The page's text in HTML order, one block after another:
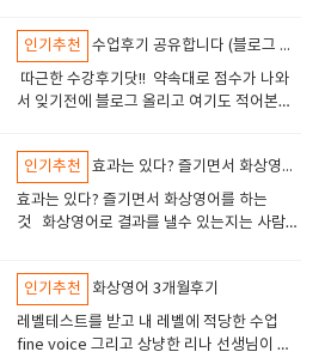
어있길래, 저와 함께 친구 한명, 가족 한명을
소개하는걸로 연습을 해봤거든요?!ㅎㅎ 그런
데 선생님이 친구 2명 소개하라고 하니까, 당
황하지 않고 "familly is, ok?"하고 묻는 떠유
ㅎ ​​ ​​ 이렇게 꾸준히 하다보면 가랑비에 옷젖
듯 꾸준히 쌓이겠지요_ 무엇보다 아이가 화상
영어수업은 공부한다고 생각하지 않는거 같
아서 다행^^
니다 얼굴을 보면서 수업하는 화상 통화 영상
, 실시간으로 얼굴을 보며 수업하다 보니 말
었습니다. 특히 초보자레벨인 제게는 선생님
되었습니다. 그리고 더 빨리 친숙해져서 수업
한건 상담.카톡이나 전화 ,메일로 친절하게 문
할때 문의하면 되었습니다. 상담원 연락을
해 주시니 수업연기나 교재나 선생님 부분 등
줍니다. 3. 수업 어떻게?지금까지 두명의 선생
은 다양했습니다. 어떤 선생님은 타이트하게
또 다른 선생님은 회화에 무게를 둔 자유로운
원하는 방향이나 숙제의 양 기타 프리젠테이
게 요청하거나 게시판에 글을 적어주면 적용
업각 선생님마다 발음이나 진행 방식에 약간
로는 만족합니다. 무엇보다 꾸준한 수업 참여
니다. 처음에는 난해한 발음이나 억양이 신경
크게 부끄러워 하지 않게 되었습니다. 철판을
킹에 자신감이 생겨서 그런 것 같아요. 제가
화상영어는 3년동안 하고 있는데요솔직하게
말하면 귀찮아서 하기 싫을 때가 있었어요. 아
아요? 그럴때 오히려 역으로 선생님과의 대화
시간을 늘렸습니다. 영어를 공부가 아닌 커뮤
니케이션이라고 생각하며, 다양한 주제로 친
구와 수다를 떠는 듯이 대화를 해가면서 극복
님이 더 많이 오는 지역으로 지원을 했어요.
현실에 대면해야 하는 상황을 만들어 동기부
여를 해야겠다고 생각했어요 지금은 진짜 실
력향상이 되어있는 제 모습을 보면 뿌듯해요.
성격의 선생님과 커뮤니케이션을 하면 나에
게 없는 새로운 사고방식을 얻을 수 있고, 그
사람의 장점을 배울수 있는것 같았습니다. 제
가 내성적이고 자존감이 없는 스타일이었는
어요.ㅠㅠ어느순간 제가 수다쟁이가 되어있
었고, 대화를 즐기고 있는데다가, 수업 분위
기를 띄운다던지, 웃고 있는 사람이 되었습니
다.^0^ 선생님이 친구처럼 되어주시니 수업
긴다는 느낌이 들었습니다 그리고 저는 미래
에 대해 비관적인 성향이 많아서 계획이라던
지 꿈이 없었어요. 선생님이 저에게 꿈이 뭐냐
고 물어보시고 버킷리스트에 대해서 숙제를
하지만, 꼭 교재만 따라가는 느낌은 아니었어
요. 제 상황에 맞게, 그리고 제 관심사에 맞게
수업을 이끌어주신 덕분에 한두 문장씩 말하
는 데서 점점 자신감이 붙기 시작했습니다. 무
서도 이렇게 누군가에게 따뜻하게 “잘했어
요”라는 말을 들을 수 있다는 게 참 감사했어
요. 아이가 말하길 기다리기보다, 함께 말하
고 싶어졌어요아이에게 영어를 해보라고만
이 수업을 들을수록 강해졌어요. 3월부터 시
작해서 지금은 3개월이 지났어요 아래는 결재
인증 캡쳐에요 ​요즘은 아이가 영어책을 읽거
나 유튜브에서 영어 노래를 따라 부를 때, 제
이팅에서도 첨삭을 받으며 논리적인 글을 쓰
예를 들어, IELTS Writing Task 문제를 함께
수도 많이 올랐습니다초반에 작성한
believe that technology makes life
it has made life more complicated. In my
positive and negative effects on our
군데 주시는데 그중에 예를 들면..서론이 너
제시하지 않음"both positive and negative
위함구체적인 예시를 들어 논리를 강화할
modern world, technology has
live. While some argue that it
I firmly believe that its advantages
this essay, I will discuss how
and efficiency despite some
받으며 제 논리 전개 방식과 문장 표현을 더
니다. 결국 IELTS는 전략적인 접근과 꾸준한
대해 이야기하면서 자연스럽게 대화를 이끌
어갔어요. 아이가 좋아하는 주제에 대해 영어
로 이야기를 나누다 보니, 어느새 영어로 말하
는 것에 대한 부담이 줄어들었어요. 수업이 진
작했어요. 선생님이 주는 피드백도 긍정적이
었고, 조금씩 영어로 문장을 만드는 것도 쉬워
졌죠. 특히 선생님은 아이가 영어로 표현할 때
틀려도 괜찮다고 말해주면서, 실수하는 것이
서 영어로 말해보려고 노력하게 되었어요. 그
리고 무엇보다도, 화상영어 수업을 통해 우리
아이는 영어가 단순히 학습이 아니라 다른 사
람과 소통할 수 있는 도구라는 것을 깨달았어
요, 브릭스리딩 30은 파닉스를 마치고 기본
영어문장에 익숙해질수 있도록 만들어져있어
요. 기초단계에서 알아야하는 기본문장을 익
혀볼수 있어요브릭스30 -1.2.3 권브릭스50-
요 모든 단계를 순서대로 밟고 가도 괜찮긴 한
데.저는 아이에게 맞춰주는 방식으로 책을 선
별해서 공부했어요물론 선생님과 다음책을
무엇을 할지 의논도 했구요 그리고 브릭스
다해보는게 좋을것 같아서 전부 배워보자고
했고 선생님과 꼼꼼하게 공부했어요 공부하
다 보면 논픽션 부분을 다루기도 하는데요. 이
때는 단어가 어려워지더라구요. 그래서 아이
익을 봤습니다단어도 열심히 외우고 리딩도
많이 했습니다 저는 영어 대화를 잘 하려면 입
력(인풋)과 출력(아웃풋)을 균형있게 유지하
는 것이 중요하다고 생각합니다. 영어를 어느
다. 영어를 향상시키기 위해서는 입력과 출력
모두 중요하며, 한쪽이 부족하면 영어 대화를
향상시키는 것은 어렵습니다. 사람은 입력한
것만 출력할 수 있습니다. 인풋을 해주면 사
넓어지기 때문에, 결과적으로 영어 회화 능력
이 향상됩니다.입력을 게을리하면 같은 표현
으로만 대화를 할 수 밖에 없습니다.영어 회화
를 습득하기 위해서는 입력이 중요하다는 것
인기추천
수업후기 공유합니다 (블로그 링크있어요)
​ 따근한 수강후기닷!! 약속대로 점수가 나와
서 잊기전에 블로그 올리고 여기도 적어본
어공부를 시작하게됐는데. 스피킹 점수가 영
안나와서 알아보던중 화상영어라는 것을 알
게됐다. 영어로 말을 시간내에 해야한다는 특
유의 긴장감때문에 점수가 잘안나오는듯햇
서 쓰면 좋을것같아 원어민화상영어를 알아
보게됐다. 북미쪽은 가격이 너무 쎄서 바로 패
스.. 알아보니 필리핀쪽이 가성비가 좋다고
해서 알아보니 꽤 많은 회사들이 나왔다. 대부
인기추천
효과는 있다? 즐기면서 화상영어를 하는것
효과는 있다? 즐기면서 화상영어를 하는
것 화상영어로 결과를 낼수 있는지는 사람마
개인차가 있기 때문에, 3개월만하더라도 기
본회화를 할 수 있게 된 친구가 있는 반면, 6
개월이상 붙잡고 있어도 별로 되는지 모르겠
다라고 하는 친구도 있다. 친구들과 내가 공
인기추천
화상영어 3개월후기
​레벨테스트를 받고 내 레벨에 적당한 수업
fine voice 그리고 상냥한 리나 선생님이 배